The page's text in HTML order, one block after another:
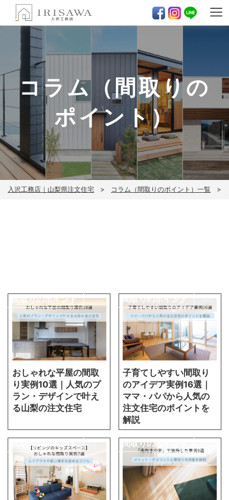
コラム（間取りの
ポイント）
入沢工務店｜山梨県注文住宅 コラム（間取りのポイント）一覧
おしゃれな平屋の間取
り実例10選｜人気のプ
ラン・デザインで叶え
る山梨の注文住宅
間取りのポイント
子育てしやすい間取り
のアイデア実例16選｜
ママ・パパから人気の
注文住宅のポイントを
解説
間取りのポイント
間取りのポイント 間取りのポイント